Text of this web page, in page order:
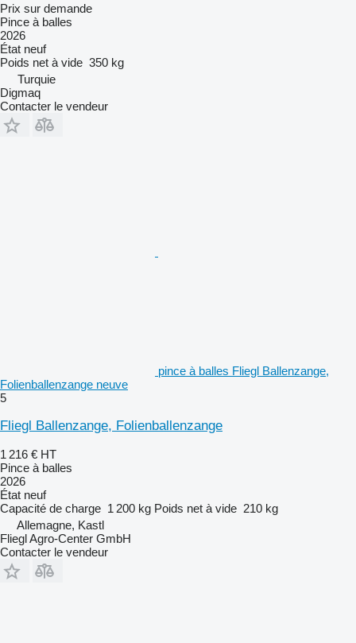
Prix sur demande
Pince à balles
2026
État neuf
Poids net à vide 350 kg
Turquie
Digmaq
Contacter le vendeur
pince à balles Fliegl Ballenzange,
Folienballenzange neuve
5
Fliegl Ballenzange, Folienballenzange
1 216 € HT
Pince à balles
2026
État neuf
Capacité de charge 1 200 kg Poids net à vide 210 kg
Allemagne, Kastl
Fliegl Agro-Center GmbH
Contacter le vendeur